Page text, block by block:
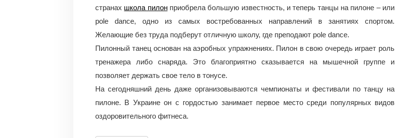
странах школа пилонприобрела большую известность, и теперь танцы на пилоне – или
pole dance, одно из самых востребованных направлений в занятиях спортом.
Желающие без труда подберут отличную школу, где преподают pole dance.
Пилонный танец основан на аэробных упражнениях. Пилон в свою очередь играет роль
тренажера либо снаряда. Это благоприятно сказывается на мышечной группе и
позволяет держать свое тело в тонусе.
На сегодняшний день даже организовываются чемпионаты и фестивали по танцу на
пилоне. В Украине он с гордостью занимает первое место среди популярных видов
оздоровительного фитнеса.